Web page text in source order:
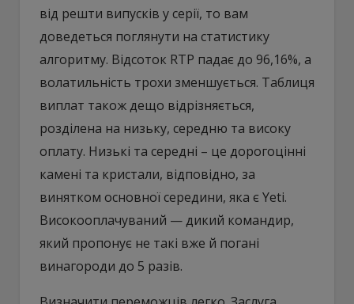
від решти випусків у серії, то вам
доведеться поглянути на статистику
алгоритму. Відсоток RTP падає до 96,16%, а
волатильність трохи зменшується. Таблиця
виплат також дещо відрізняється,
розділена на низьку, середню та високу
оплату. Низькі та середні – це дорогоцінні
камені та кристали, відповідно, за
винятком основної середини, яка є Yeti.
Високооплачуваний — дикий командир,
який пропонує не такі вже й погані
винагороди до 5 разів.